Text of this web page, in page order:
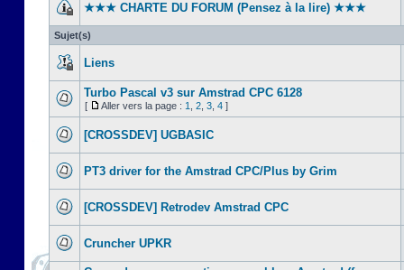
★★★ CHARTE DU FORUM (Pensez à la lire) ★★★
Sujet(s)
Liens
Turbo Pascal v3 sur Amstrad CPC 6128
[ Aller vers la page : 1 2 3 4 ]
[CROSSDEV] UGBASIC
PT3 driver for the Amstrad CPC/Plus by Grim
[CROSSDEV] Retrodev Amstrad CPC
Cruncher UPKR